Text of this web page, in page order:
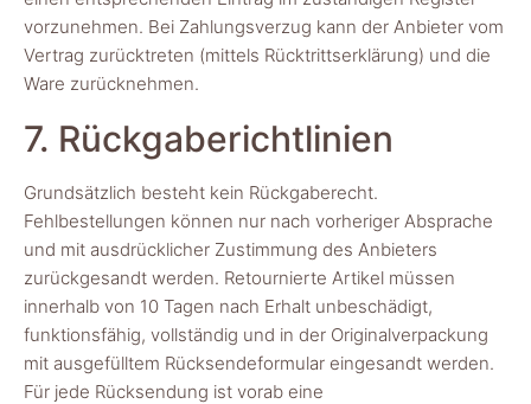
vorzunehmen. Bei Zahlungsverzug kann der Anbieter vom
Vertrag zurücktreten (mittels Rücktrittserklärung) und die
Ware zurücknehmen.
7. Rückgaberichtlinien
Grundsätzlich besteht kein Rückgaberecht.
Fehlbestellungen können nur nach vorheriger Absprache
und mit ausdrücklicher Zustimmung des Anbieters
zurückgesandt werden. Retournierte Artikel müssen
innerhalb von 10 Tagen nach Erhalt unbeschädigt,
funktionsfähig, vollständig und in der Originalverpackung
mit ausgefülltem Rücksendeformular eingesandt werden.
Für jede Rücksendung ist vorab eine